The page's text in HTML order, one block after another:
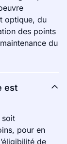
optique, du
des points
du
est
soit
pour en
de